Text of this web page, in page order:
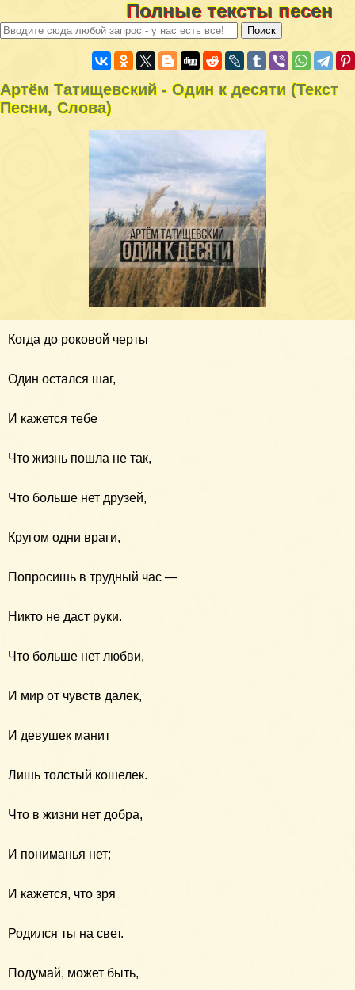
Полные тексты песен
Артём Татищевский - Один к десяти (Текст
Песни, Слова)
Когда до роковой черты
Один остался шаг,
И кажется тебе
Что жизнь пошла не так,
Что больше нет друзей,
Кругом одни враги,
Попросишь в трудный час —
Никто не даст руки.
Что больше нет любви,
И мир от чувств далек,
И девушек манит
Лишь толстый кошелек.
Что в жизни нет добра,
И пониманья нет;
И кажется, что зря
Родился ты на свет.
Подумай, может быть,